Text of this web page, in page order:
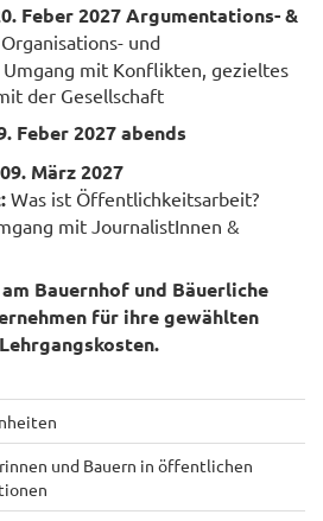
Feber 2027Argumentations- &
Organisations- und
mit Konflikten, gezieltes
der Gesellschaft
Feber 2027 abends
März 2027
Was ist Öffentlichkeitsarbeit?
mit JournalistInnen &
Bauernhof und Bäuerliche
für ihre gewählten
und Bauern in öffentlichen